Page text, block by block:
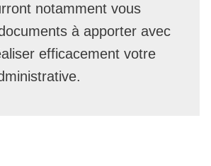
notamment vous
à apporter avec
efficacement votre